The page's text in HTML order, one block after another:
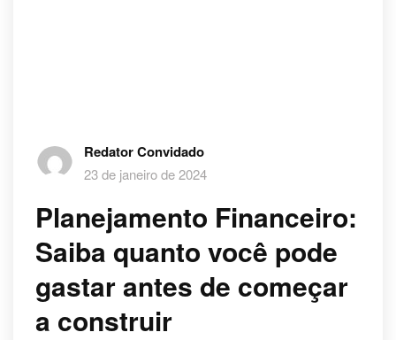
Redator Convidado
23 de janeiro de 2024
Planejamento Financeiro:
Saiba quanto você pode
gastar antes de começar
a construir